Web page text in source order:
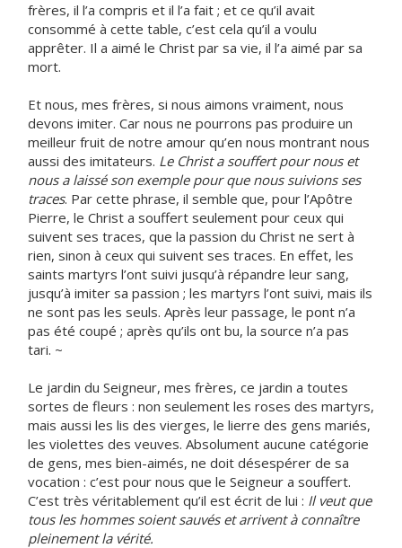
frères, il l’a compris et il l’a fait ; et ce qu’il avait
consommé à cette table, c’est cela qu’il a voulu
apprêter. Il a aimé le Christ par sa vie, il l’a aimé par sa
mort.
Et nous, mes frères, si nous aimons vraiment, nous
devons imiter. Car nous ne pourrons pas produire un
meilleur fruit de notre amour qu’en nous montrant nous
aussi des imitateurs. Le Christ a souffert pour nous et
nous a laissé son exemple pour que nous suivions ses
traces. Par cette phrase, il semble que, pour l’Apôtre
Pierre, le Christ a souffert seulement pour ceux qui
suivent ses traces, que la passion du Christ ne sert à
rien, sinon à ceux qui suivent ses traces. En effet, les
saints martyrs l’ont suivi jusqu’à répandre leur sang,
jusqu’à imiter sa passion ; les martyrs l’ont suivi, mais ils
ne sont pas les seuls. Après leur passage, le pont n’a
pas été coupé ; après qu’ils ont bu, la source n’a pas
tari. ~
Le jardin du Seigneur, mes frères, ce jardin a toutes
sortes de fleurs : non seulement les roses des martyrs,
mais aussi les lis des vierges, le lierre des gens mariés,
les violettes des veuves. Absolument aucune catégorie
de gens, mes bien-aimés, ne doit désespérer de sa
vocation : c’est pour nous que le Seigneur a souffert.
C’est très véritablement qu’il est écrit de lui : Il veut que
tous les hommes soient sauvés et arrivent à connaître
pleinement la vérité.